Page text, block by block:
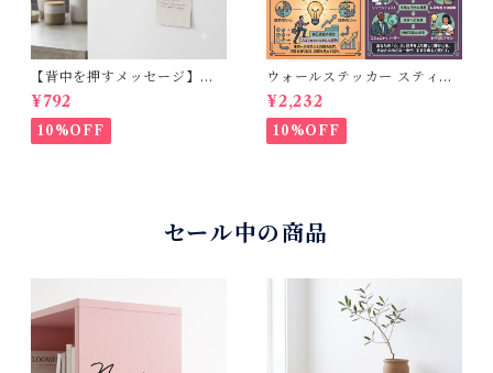
【背中を押すメッセージ】ウ
ォールステッカー：Just do it.
（横幅10cm）手書き風 カッ
ティングステッカー・転写シ
ール
¥792
10%OFF
ウォールステッカー スティー
ブジョブズ 名言 英語 格言 イ
ンテリア シール 転写タイプ オ
フィス リビング 30×50cm
¥2,232
10%OFF
セール中の商品